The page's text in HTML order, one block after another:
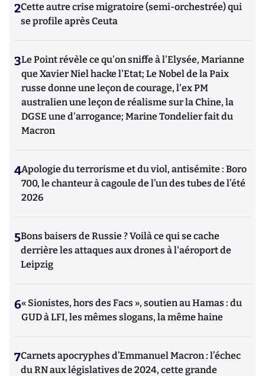
2Cette autre crise migratoire (semi-orchestrée) qui
se profile après Ceuta
3Le Point révèle ce qu'on sniffe à l'Elysée, Marianne
que Xavier Niel hacke l'Etat; Le Nobel de la Paix
russe donne une leçon de courage, l'ex PM
australien une leçon de réalisme sur la Chine, la
DGSE une d'arrogance; Marine Tondelier fait du
Macron
4Apologie du terrorisme et du viol, antisémite : Boro
700, le chanteur à cagoule de l’un des tubes de l’été
2026
5Bons baisers de Russie ? Voilà ce qui se cache
derrière les attaques aux drones à l'aéroport de
Leipzig
6« Sionistes, hors des Facs », soutien au Hamas : du
GUD à LFI, les mêmes slogans, la même haine
7Carnets apocryphes d’Emmanuel Macron : l’échec
du RN aux législatives de 2024, cette grande